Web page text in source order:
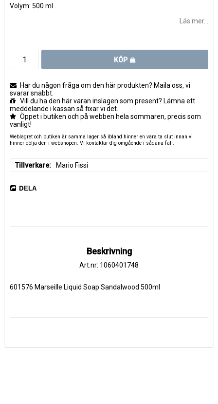
Volym: 500 ml
Läs mer...
KÖP
Har du någon fråga om den här produkten? Maila oss, vi
svarar snabbt.
Vill du ha den här varan inslagen som present? Lämna ett
meddelande i kassan så fixar vi det.
Öppet i butiken och på webben hela sommaren, precis som
vanligt!
Weblagret och butiken är samma lager så ibland hinner en vara ta slut innan vi
hinner dölja den i webshopen. Vi kontaktar dig omgående i sådana fall.
Tillverkare Mario Fissi
DELA
Beskrivning
Art.nr: 1060401748
601576 Marseille Liquid Soap Sandalwood 500ml